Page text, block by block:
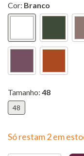
Cor: Branco
Tamanho: 48
48
Só restam2em